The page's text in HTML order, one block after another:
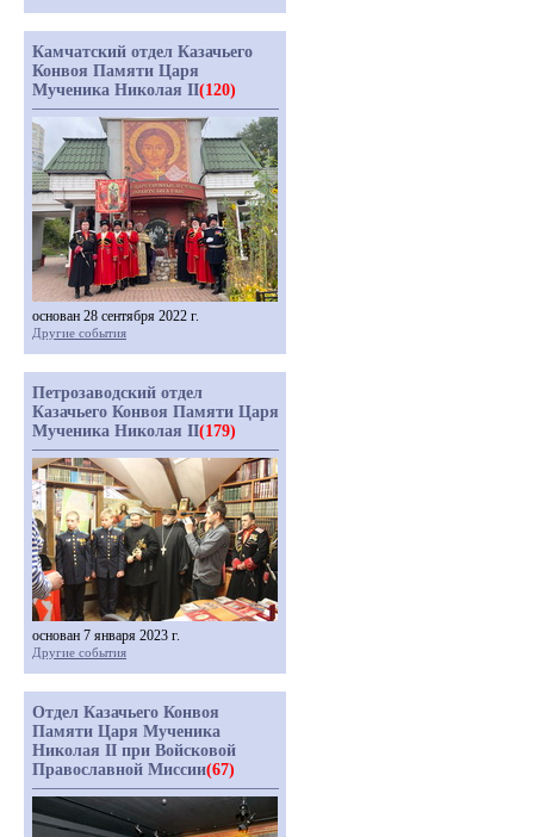
Камчатский отдел Казачьего
Конвоя Памяти Царя
Мученика Николая II(120)
основан 28 сентября 2022 г.
Другие события
Петрозаводский отдел
Казачьего Конвоя Памяти Царя
Мученика Николая II(179)
основан 7 января 2023 г.
Другие события
Отдел Казачьего Конвоя
Памяти Царя Мученика
Николая II при Войсковой
Православной Миссии(67)